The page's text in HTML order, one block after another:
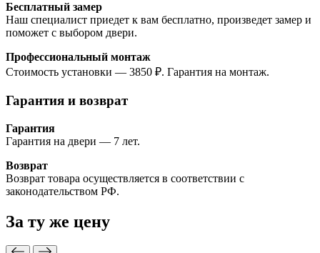
Бесплатный замер
Наш специалист приедет к вам бесплатно, произведет замер и
поможет с выбором двери.
Профессиональный монтаж
Стоимость установки — 3850 ₽. Гарантия на монтаж.
Гарантия и возврат
Гарантия
Гарантия на двери — 7 лет.
Возврат
Возврат товара осуществляется в соответствии с
законодательством РФ.
За ту же цену